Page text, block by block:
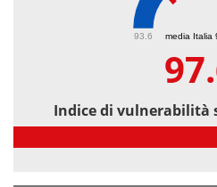
media Italia
93.6
Indice di vulnerabilità